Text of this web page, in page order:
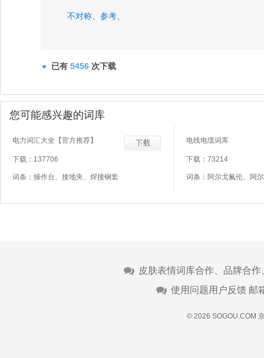
不对称、 参考、
已有 5456 次下载
您可能感兴趣的词库
电力词汇大全【官方推荐】
下载：137706
词条：操作台、接地夹、焊接钢套
电线电缆词库
下载：73214
词条：阿尔戈氟伦、阿
皮肤表情词库合作、品牌合
使用问题用户反馈 邮
© 2026 SOGOU.COM